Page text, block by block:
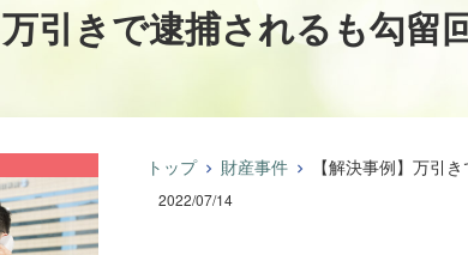
万引きで逮捕されるも勾留
トップ 財産事件 【解決事例】万引
2022/07/14